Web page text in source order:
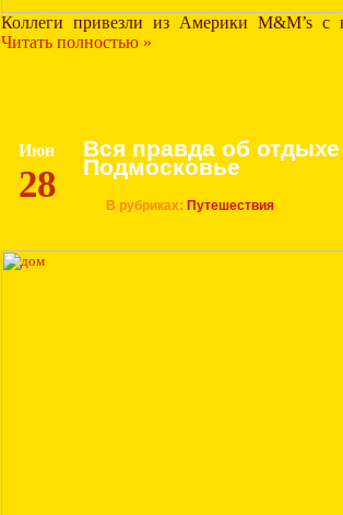
Коллеги привезли из Америки M&M’s с
Читать полностью »
Июн
28
Вся правда об
Подмосковье
В рубриках: Путешествия